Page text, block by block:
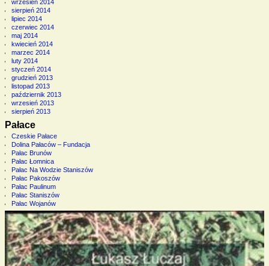
wrzesień 2014
sierpień 2014
lipiec 2014
czerwiec 2014
maj 2014
kwiecień 2014
marzec 2014
luty 2014
styczeń 2014
grudzień 2013
listopad 2013
październik 2013
wrzesień 2013
sierpień 2013
Pałace
Czeskie Pałace
Dolina Pałaców – Fundacja
Pałac Brunów
Pałac Łomnica
Pałac Na Wodzie Staniszów
Pałac Pakoszów
Pałac Paulinum
Pałac Staniszów
Pałac Wojanów